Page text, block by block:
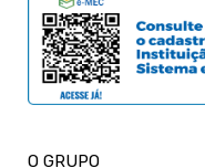
O GRUPO